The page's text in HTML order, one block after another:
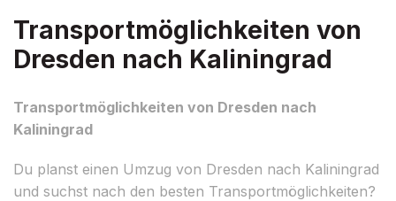
Transportmöglichkeiten von
Dresden nach Kaliningrad
Transportmöglichkeiten von Dresden nach
Kaliningrad
Du planst einen Umzug von Dresden nach Kaliningrad
und suchst nach den besten Transportmöglichkeiten?